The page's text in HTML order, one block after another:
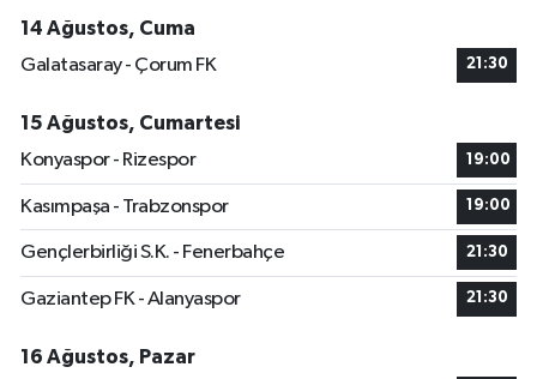
14 Ağustos, Cuma
Galatasaray - Çorum FK
21:30
15 Ağustos, Cumartesi
Konyaspor - Rizespor
19:00
Kasımpaşa - Trabzonspor 19:00
Gençlerbirliği S.K. - Fenerbahçe 21:30
Gaziantep FK - Alanyaspor 21:30
16 Ağustos, Pazar